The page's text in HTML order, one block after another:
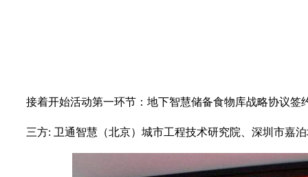
接着开始活动第一环节：地下智慧储备食物库战略协议签
三方: 卫通智慧（北京）城市工程技术研究院、深圳市嘉